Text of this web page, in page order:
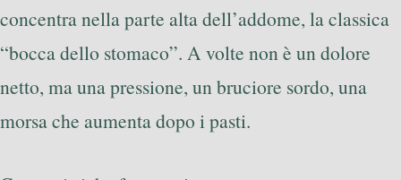
concentra nella parte alta dell’addome, la classica
“bocca dello stomaco”. A volte non è un dolore
netto, ma una pressione, un bruciore sordo, una
morsa che aumenta dopo i pasti.